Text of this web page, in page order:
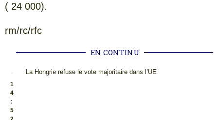
( 24 000).
rm/rc/rfc
EN CONTINU
1
4
:
5
La Hongrie refuse le vote majoritaire dans l’UE